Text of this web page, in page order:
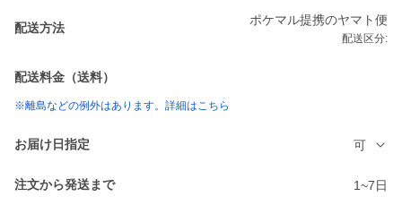
配送方法
ポケマル提携のヤマト便
配送区分:
配送料金（送料）
※離島などの例外はあります。詳細はこちら
お届け日指定 可
注文から発送まで 1~7日